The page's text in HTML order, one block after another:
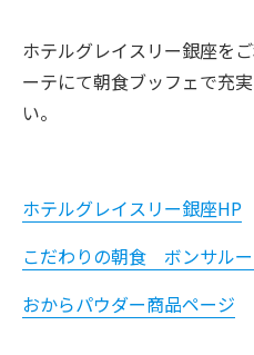
ホテルグレイスリー銀座を
ーテにて朝食ブッフェで充
い。
ホテルグレイスリー銀座HP
こだわりの朝食 ボンサル
おからパウダー商品ページ